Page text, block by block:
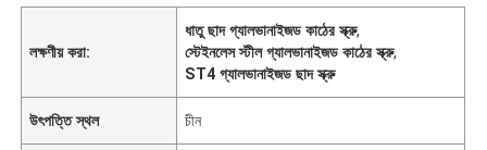
লক্ষণীয় করা:
ধাতু ছাদ গ্যালভানাইজড কাঠের স্ক্রু,
স্টেইনলেস স্টীল গ্যালভানাইজড কাঠের স্ক্রু,
ST4 গ্যালভানাইজড ছাদ স্ক্রু
উৎপত্তি স্থল চীন